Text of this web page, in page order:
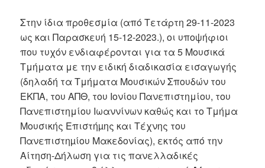
Στην ίδια προθεσμία (από Τετάρτη 29-11-2023
ως και Παρασκευή 15-12-2023.), οι υποψήφιοι
που τυχόν ενδιαφέρονται για τα 5 Μουσικά
Τμήματα με την ειδική διαδικασία εισαγωγής
(δηλαδή τα Τμήματα Μουσικών Σπουδών του
ΕΚΠΑ, του ΑΠΘ, του Ιονίου Πανεπιστημίου, του
Πανεπιστημίου Ιωαννίνων καθώς και το Τμήμα
Μουσικής Επιστήµης και Τέχνης του
Πανεπιστηµίου Μακεδονίας), εκτός από την
Αίτηση-Δήλωση για τις πανελλαδικές